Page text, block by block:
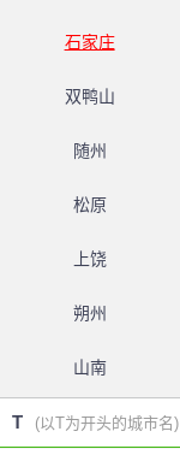
石家庄
双鸭山
随州
松原
上饶
朔州
山南
T (以T为开头的城市名)